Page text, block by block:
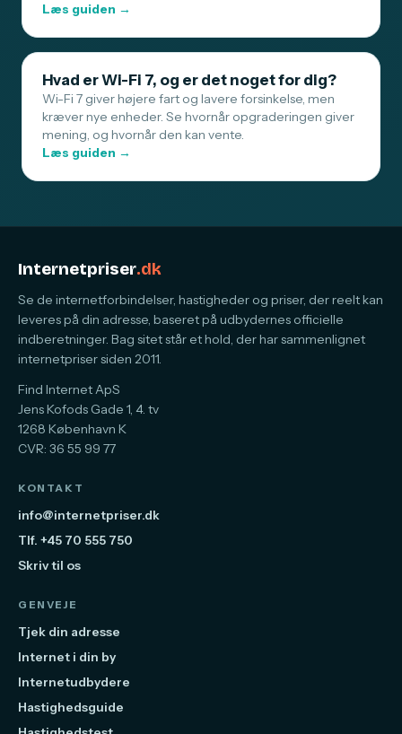
Læs guiden →
Hvad er Wi-Fi 7, og er det noget for dig?
Wi-Fi 7 giver højere fart og lavere forsinkelse, men
kræver nye enheder. Se hvornår opgraderingen giver
mening, og hvornår den kan vente.
Læs guiden →
Internetpriser.dk
Se de internetforbindelser, hastigheder og priser, der reelt kan
leveres på din adresse, baseret på udbydernes officielle
indberetninger. Bag sitet står et hold, der har sammenlignet
internetpriser siden 2011.
Find Internet ApS
Jens Kofods Gade 1, 4. tv
1268 København K
CVR: 36 55 99 77
KONTAKT
info@internetpriser.dk
Tlf. +45 70 555 750
Skriv til os
GENVEJE
Tjek din adresse
Internet i din by
Internetudbydere
Hastighedsguide